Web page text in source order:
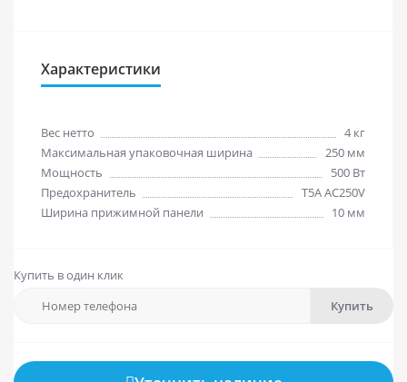
Характеристики
Вес нетто
4 кг
Максимальная упаковочная ширина
250 мм
Мощность
500 Вт
Предохранитель
T5A AC250V
Ширина прижимной панели
10 мм
Купить в один клик
Купить